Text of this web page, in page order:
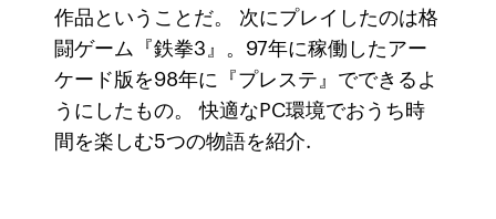
作品ということだ。 次にプレイしたのは格
闘ゲーム『鉄拳3』。97年に稼働したアー
ケード版を98年に『プレステ』でできるよ
うにしたもの。 快適なPC環境でおうち時
間を楽しむ5つの物語を紹介.